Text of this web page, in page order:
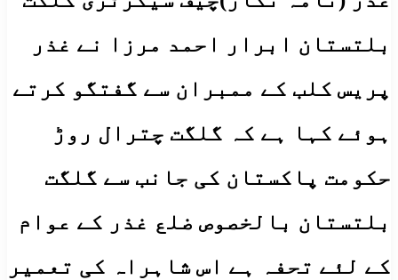
بلتستان ابرار احمد مرزا نے غذر
پریس کلب کے ممبران سے گفتگو کرتے
ہوئے کہا ہے کہ گلگت چترال روڑ
حکومت پاکستان کی جانب سے گلگت
بلتستان بالخصوص ضلع غذر کے عوام
کے لئے تحفہ ہے اس شاہراہ کی تعمیر